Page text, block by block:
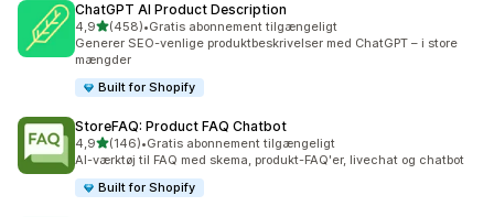
ChatGPT AI Product Description
4,9ud af 5 stjerner
(458)
458 anmeldelser i alt
•Gratis abonnement tilgængeligt
Generer SEO-venlige produktbeskrivelser med ChatGPT – i store
mængder
Built for Shopify
StoreFAQ: Product FAQ Chatbot
4,9ud af 5 stjerner
(146)
146 anmeldelser i alt
•Gratis abonnement tilgængeligt
AI-værktøj til FAQ med skema, produkt-FAQ'er, livechat og chatbot
Built for Shopify